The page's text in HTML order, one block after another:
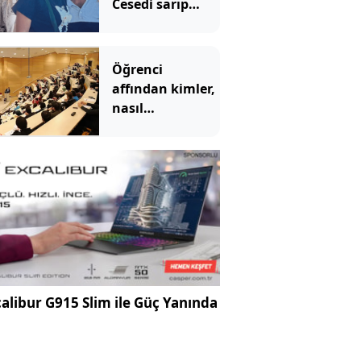
Cesedi sarıp
etmiş
Öğrenci
affından kimler,
nasıl
İşte detaylar
G915 Slim ile Güç Yanında